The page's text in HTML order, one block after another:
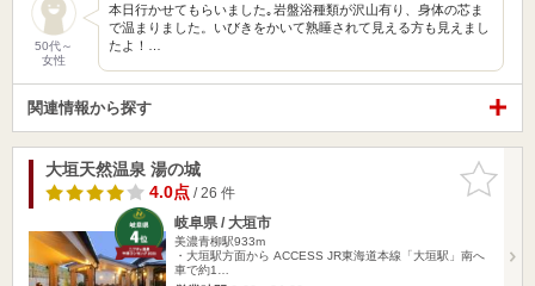
50代～
女性
本日行かせてもらいました｡岩盤浴種類が沢山有り、身体の芯ま
で温まりました。いびきをかいて熟睡されて見える方も見えまし
たよ！…
関連情報から探す
お気に入
りに追加
大垣天然温泉 湯の城
4.0点/ 26 件
岐阜県 / 大垣市
美濃青柳駅933m
・大垣駅方面から ACCESS JR東海道本線「大垣駅」南へ
車で約1…